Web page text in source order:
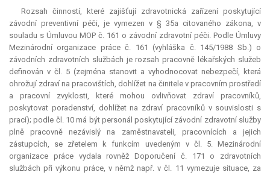
Rozsah činností, které zajišťují zdravotnická zařízení poskytující
závodní preventivní péči, je vymezen v § 35a citovaného zákona, v
souladu s Úmluvou MOP č. 161 o závodní zdravotní péči. Podle Úmluvy
Mezinárodní organizace práce č. 161 (vyhláška č. 145/1988 Sb.) o
závodních zdravotních službách je rozsah pracovně lékařských služeb
definován v čl. 5 (zejména stanovit a vyhodnocovat nebezpečí, která
ohrožují zdraví na pracovištích, dohlížet na činitele v pracovním prostředí
a pracovní zvyklosti, které mohou ovlivňovat zdraví pracovníků,
poskytovat poradenství, dohlížet na zdraví pracovníků v souvislosti s
prací); podle čl. 10 má být personál poskytující závodní zdravotní služby
plně pracovně nezávislý na zaměstnavateli, pracovnících a jejich
zástupcích, se zřetelem k funkcím uvedeným v čl. 5. Mezinárodní
organizace práce vydala rovněž Doporučení č. 171 o zdravotních
službách při výkonu práce, v němž např. v čl. 11 vymezuje situace, za